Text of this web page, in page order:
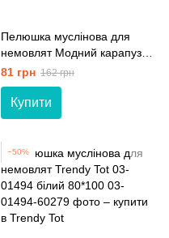
Пелюшка муслінова для
немовлят Модний карапуз
03-01224 білий 80*100
81 грн 162 грн
Купити
−50%